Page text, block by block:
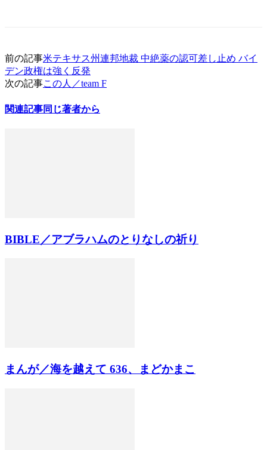
前の記事米テキサス州連邦地裁 中絶薬の認可差し止め バイ
デン政権は強く反発
次の記事この人／team F
関連記事同じ著者から
BIBLE／アブラハムのとりなしの祈り
まんが／海を越えて 636、まどかまこ